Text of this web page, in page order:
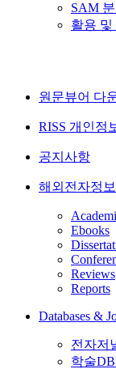
SAM
활용
원문뷰어 다
RISS 개인정
공지사항
해외전자정
Ebooks
Reviews
Reports
Databases &
전자저
학술